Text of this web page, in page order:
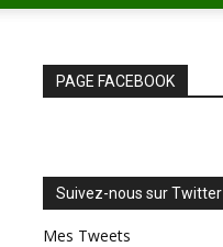
PAGE FACEBOOK
Suivez-nous sur Twitter
Mes Tweets